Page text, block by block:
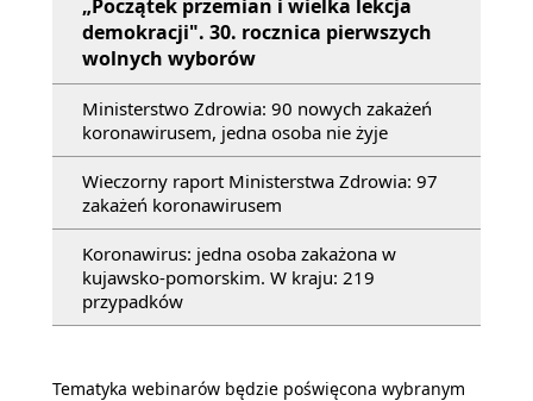
„Początek przemian i wielka lekcja
demokracji". 30. rocznica pierwszych
wolnych wyborów
Ministerstwo Zdrowia: 90 nowych zakażeń
koronawirusem, jedna osoba nie żyje
Wieczorny raport Ministerstwa Zdrowia: 97
zakażeń koronawirusem
Koronawirus: jedna osoba zakażona w
kujawsko-pomorskim. W kraju: 219
przypadków
Tematyka webinarów będzie poświęcona wybranym